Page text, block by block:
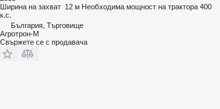
Ширина на захват 12 м Необходима мощност на трактора 400
к.с.
България, Търговище
Агротрон-М
Свържете се с продавача